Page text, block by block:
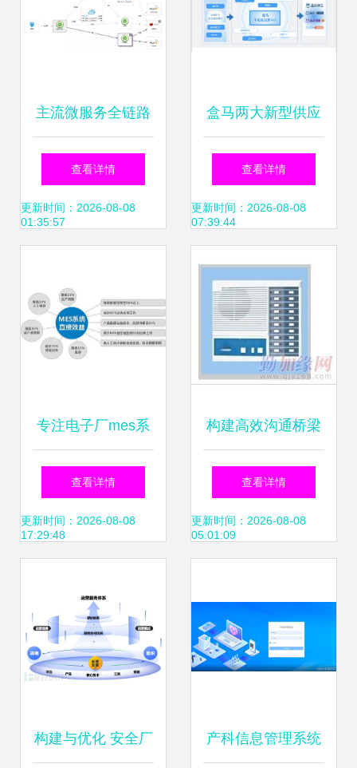
营
主流微服务全链路
监控系统之战 如何
打赢信息系统运行
战
查看详情
更新时间：2026-08-08
01:35:57
盒马两大新型供应
链中心投产 数字化
赋能冷链物流新篇
查看详情
更新时间：2026-08-08
07:39:44
专注电子厂mes系
统,电子行业制造执
行系统厂商
查看详情
更新时间：2026-08-08
17:29:48
构建高效沟通桥梁
20路主机对讲系统
与工厂内部信息系
查看详情
更新时间：2026-08-08
05:01:09
构建与优化 安全厂 产科信息管理系统